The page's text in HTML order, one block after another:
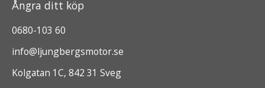
Ångra ditt köp
0680-103 60
info@ljungbergsmotor.se
Kolgatan 1C, 842 31 Sveg